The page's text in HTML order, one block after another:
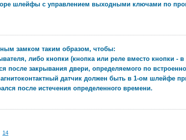
шлейфы с управлением выходными ключами по
замком таким образом, чтобы:
либо кнопки (кнопка или реле вместо кнопки -
после закрывания двери, определяемого по
датчик должен быть в 1-ом шлейфе
после истечения определенного времени.
14